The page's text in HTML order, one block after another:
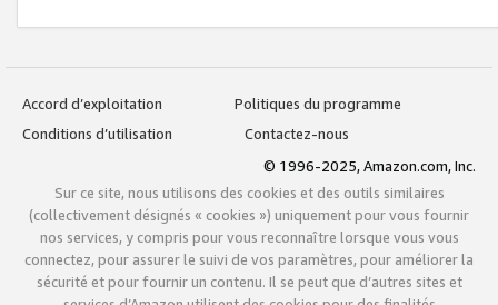
Accord d’exploitation
Politiques du programme
Conditions d’utilisation
Contactez-nous
© 1996-2025, Amazon.com, Inc.
Sur ce site, nous utilisons des cookies et des outils similaires
(collectivement désignés « cookies ») uniquement pour vous fournir
nos services, y compris pour vous reconnaître lorsque vous vous
connectez, pour assurer le suivi de vos paramètres, pour améliorer la
sécurité et pour fournir un contenu. Il se peut que d’autres sites et